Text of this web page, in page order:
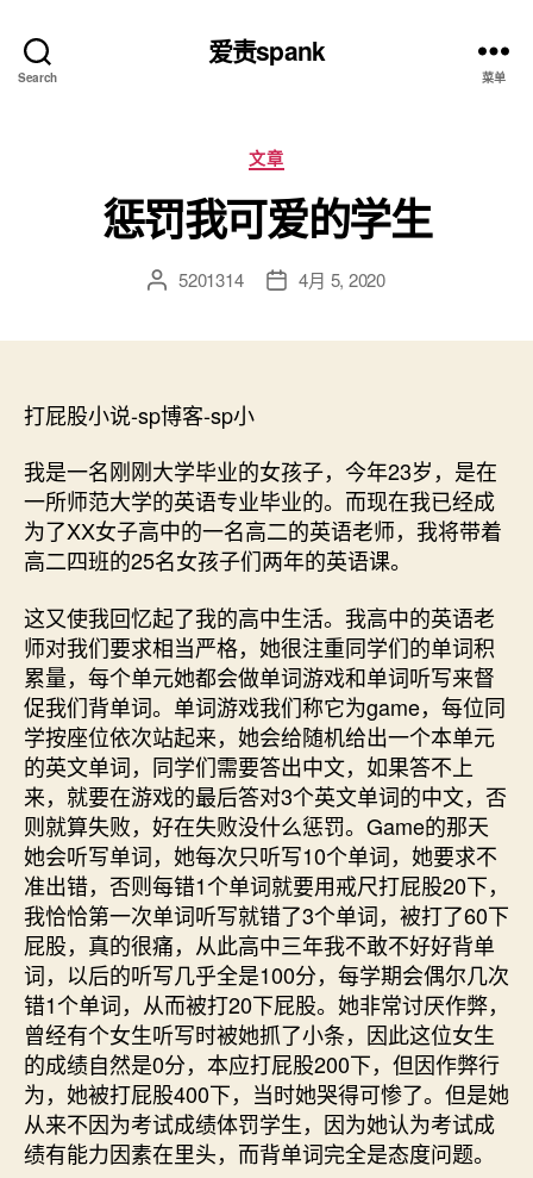
Search
爱责spank
菜单
分
类
文章
惩罚我可爱的学生
文 5201314
发 4月 5, 2020
打屁股小说-sp博客-sp小
我是一名刚刚大学毕业的女孩子，今年23岁，是在
一所师范大学的英语专业毕业的。而现在我已经成
为了XX女子高中的一名高二的英语老师，我将带着
高二四班的25名女孩子们两年的英语课。
这又使我回忆起了我的高中生活。我高中的英语老
师对我们要求相当严格，她很注重同学们的单词积
累量，每个单元她都会做单词游戏和单词听写来督
促我们背单词。单词游戏我们称它为game，每位同
学按座位依次站起来，她会给随机给出一个本单元
的英文单词，同学们需要答出中文，如果答不上
来，就要在游戏的最后答对3个英文单词的中文，否
则就算失败，好在失败没什么惩罚。Game的那天
她会听写单词，她每次只听写10个单词，她要求不
准出错，否则每错1个单词就要用戒尺打屁股20下，
我恰恰第一次单词听写就错了3个单词，被打了60下
屁股，真的很痛，从此高中三年我不敢不好好背单
词，以后的听写几乎全是100分，每学期会偶尔几次
错1个单词，从而被打20下屁股。她非常讨厌作弊，
曾经有个女生听写时被她抓了小条，因此这位女生
的成绩自然是0分，本应打屁股200下，但因作弊行
为，她被打屁股400下，当时她哭得可惨了。但是她
从来不因为考试成绩体罚学生，因为她认为考试成
绩有能力因素在里头，而背单词完全是态度问题。